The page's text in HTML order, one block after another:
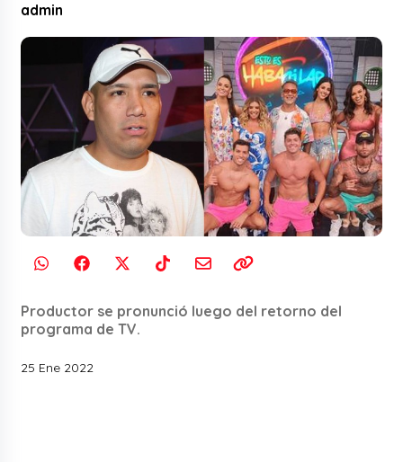
admin
Productor se pronunció luego del retorno del
programa de TV.
25 Ene 2022